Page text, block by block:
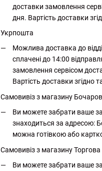
доставки замовлення
дня. Вартість доставки
Укрпошта
Можлива доставка до
сплачені до 14:00
замовлення сервісом
Вартість доставки згідно
Самовивіз з магазину
Ви можете забрати ваше
знаходиться за адресою:
можна готівкою або
Самовивіз з магазину
Ви можете забрати ваше